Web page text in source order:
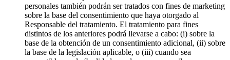
personales también podrán ser tratados con fines de marketing
sobre la base del consentimiento que haya otorgado al
Responsable del tratamiento. El tratamiento para fines
distintos de los anteriores podrá llevarse a cabo: (i) sobre la
base de la obtención de un consentimiento adicional, (ii) sobre
la base de la legislación aplicable, o (iii) cuando sea